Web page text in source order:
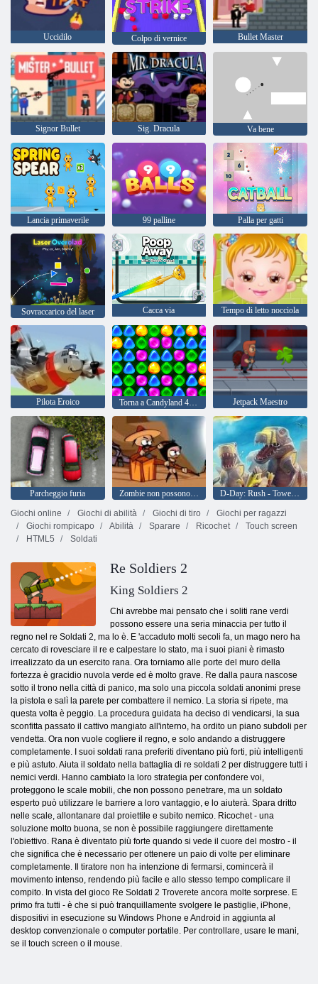
Uccidilo Colpo di vernice Bullet Master
Signor Bullet Sig. Dracula Va bene
Lancia primaverile 99 palline Palla per gatti
Sovraccarico del laser Cacca via Tempo di letto nocciola
Pilota Eroico Torna a Candyland 4: Lollipop Garden Jetpack Maestro
Parcheggio furia Zombie non possono saltare
D-Day: Rush - Tower Defense
Giochi online
Giochi di abilità Giochi di tiro
Giochi per ragazzi
Giochi rompicapo
Abilità Sparare Ricochet
Touch screen
HTML5
Soldati
Re Soldiers 2
King Soldiers 2
Chi avrebbe mai pensato che i soliti rane verdi
possono essere una seria minaccia per tutto il
regno nel re Soldati 2, ma lo è. E 'accaduto molti secoli fa, un mago nero ha
cercato di rovesciare il re e calpestare lo stato, ma i suoi piani è rimasto
irrealizzato da un esercito rana. Ora torniamo alle porte del muro della
fortezza è gracidio nuvola verde ed è molto grave. Re dalla paura nascose
sotto il trono nella città di panico, ma solo una piccola soldati anonimi prese
la pistola e salì la parete per combattere il nemico. La storia si ripete, ma
questa volta è peggio. La procedura guidata ha deciso di vendicarsi, la sua
sconfitta passato il cattivo mangiato all'interno, ha ordito un piano subdoli per
vendetta. Ora non vuole cogliere il regno, e solo andando a distruggere
completamente. I suoi soldati rana preferiti diventano più forti, più intelligenti
e più astuto. Aiuta il soldato nella battaglia di re soldati 2 per distruggere tutti i
nemici verdi. Hanno cambiato la loro strategia per confondere voi,
proteggono le scale mobili, che non possono penetrare, ma un soldato
esperto può utilizzare le barriere a loro vantaggio, e lo aiuterà. Spara dritto
nelle scale, allontanare dal proiettile e subito nemico. Ricochet - una
soluzione molto buona, se non è possibile raggiungere direttamente
l'obiettivo. Rana è diventato più forte quando si vede il cuore del mostro - il
che significa che è necessario per ottenere un paio di volte per eliminare
completamente. Il tiratore non ha intenzione di fermarsi, comincerà il
movimento intenso, rendendo più facile e allo stesso tempo complicare il
compito. In vista del gioco Re Soldati 2 Troverete ancora molte sorprese. E
primo fra tutti - è che si può tranquillamente svolgere le pastiglie, iPhone,
dispositivi in ​​esecuzione su Windows Phone e Android in aggiunta al
desktop convenzionale o computer portatile. Per controllare, usare le mani,
se il touch screen o il mouse.